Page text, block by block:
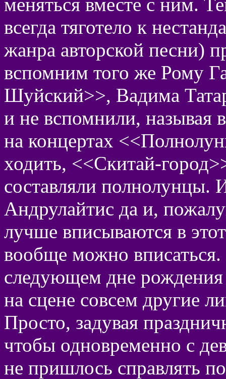
всегда тяготело к
жанра авторской песни)
вспомним того же Рому
Шуйский>>, Вадима
и не вспомнили, называя
на концертах
ходить, <<Скитай-
составляли
Андрулайтис да и,
лучше вписываются в
вообще можно
следующем дне
на сцене совсем другие
Просто, задувая
чтобы одновременно с
не пришлось справлять